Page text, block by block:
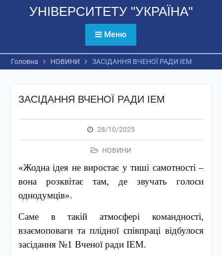
УНІВЕРСИТЕТУ "УКРАЇНА"
Меню
Головна НОВИНИ ЗАСІДАННЯ ВЧЕНОЇ РАДИ ІЕМ
ЗАСІДАННЯ ВЧЕНОЇ РАДИ ІЕМ
28/10/2025
НОВИНИ
«Жодна ідея не виростає у тиші самотності –
вона розквітає там, де звучать голоси
однодумців».
Саме в такій атмосфері командності,
взаємоповаги та плідної співпраці відбулося
засідання №1 Вченої ради ІЕМ.